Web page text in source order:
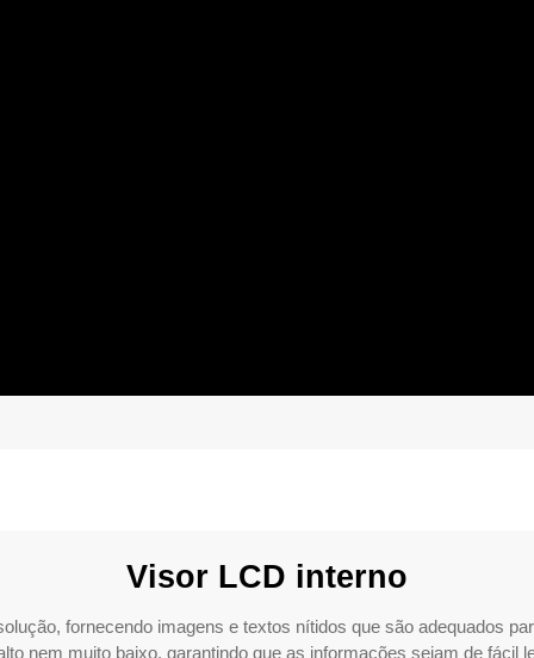
Visor LCD interno
fornecendo imagens e textos nítidos que são adequados
nem muito baixo, garantindo que as informações sejam de fácil